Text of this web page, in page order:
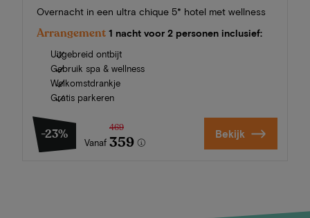
Overnacht in een ultra chique 5* hotel met wellness
Arrangement 1 nacht voor 2 personen inclusief:
Uitgebreid ontbijt
Gebruik spa & wellness
Welkomstdrankje
Gratis parkeren
-23%
Vanaf
469
359 Bekijk